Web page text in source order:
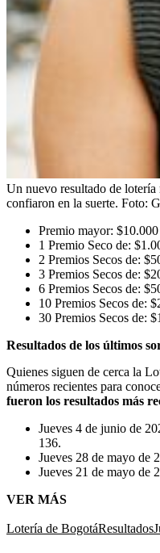
Un nuevo resultado de lotería
confiaron en la suerte. Foto:
Premio mayor:
1 Premio Seco de:
2 Premios Secos de:
3 Premios Secos de:
6 Premios Secos de:
10 Premios Secos de:
30 Premios Secos de:
Resultados de los últimos
Quienes siguen de cerca la
números recientes para
fueron los resultados más
Jueves 4 de junio de
136.
Jueves 28 de mayo de
Jueves 21 de mayo de
VER MÁS
Lotería de BogotáResultados